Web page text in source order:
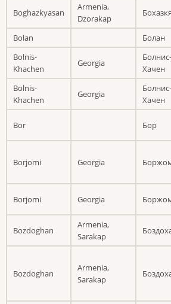
Boghazkyasan
Armenia,
Dzorakap
Bolan Болан
Bolnis-
Khachen
Georgia
Болнис-
Хачен
Bolnis-
Khachen
Georgia
Болнис-
Хачен
Bor Бор
Borjomi Georgia
Borjomi Georgia
Bozdoghan
Armenia,
Sarakap
Bozdoghan
Armenia,
Sarakap